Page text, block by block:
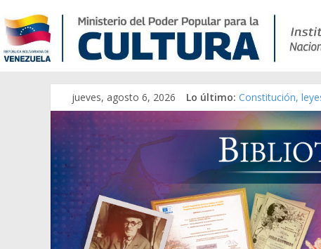
jueves, agosto 6, 2026 Lo último: Constitución,
Una Parálisis
Modesta Bor
Gaceta Oficial de
Catálogo